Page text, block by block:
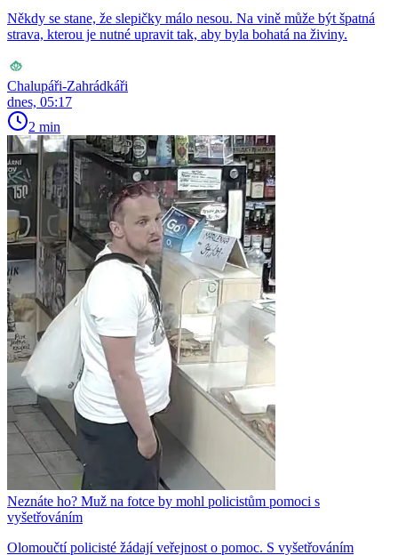
Někdy se stane, že slepičky málo nesou. Na vině může být špatná
strava, kterou je nutné upravit tak, aby byla bohatá na živiny.
Chalupáři-Zahrádkáři
dnes, 05:17
2 min
Neznáte ho? Muž na fotce by mohl policistům pomoci s
vyšetřováním
Olomoučtí policisté žádají veřejnost o pomoc. S vyšetřováním